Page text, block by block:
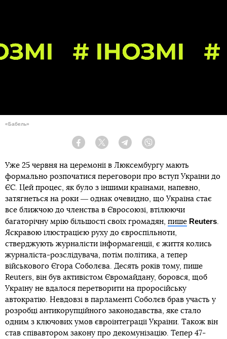
«Бабель»
Facebook Twitter Telegram
Уже 25 червня на церемонії в Люксембургу мають
формально розпочатися переговори про вступ України до
ЄС. Цей процес, як було з іншими країнами, напевно,
затягнеться на роки ― однак очевидно, що Україна стає
все ближчою до членства в Євросоюзі, втілюючи
багаторічну мрію більшості своїх громадян, пише Reuters.
Яскравою ілюстрацією руху до євроспільноти,
стверджують журналісти інформагенції, є життя колись
журналіста-розслідувача, потім політика, а тепер
військового Єгора Соболєва. Десять років тому, пише
Reuters, він був активістом Євромайдану, боровся, щоб
Україну не вдалося перетворити на проросійську
автократію. Невдовзі в парламенті Соболєв брав участь у
розробці антикорупційного законодавства, яке стало
одним з ключових умов євроінтеграції України. Також він
став співавтором закону про декомунізацію. Тепер 47-